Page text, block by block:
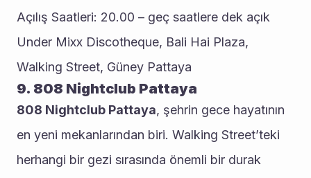
Açılış Saatleri: 20.00 – geç saatlere dek açık
Under Mixx Discotheque, Bali Hai Plaza,
Walking Street, Güney Pattaya
9. 808 Nightclub Pattaya
808 Nightclub Pattaya, şehrin gece hayatının
en yeni mekanlarından biri. Walking Street’teki
herhangi bir gezi sırasında önemli bir durak